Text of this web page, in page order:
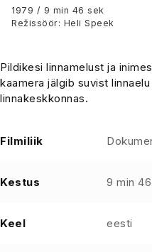
1979 / 9 min 46 sek
Režissöör: Heli Speek
Pildikesi linnamelust ja
kaamera jälgib suvist
linnakeskkonnas.
Filmiliik
Kestus 9 min
Keel eesti